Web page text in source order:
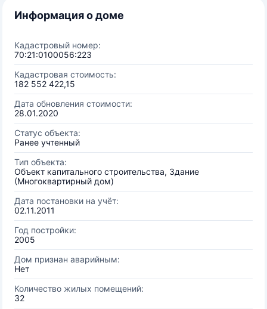
Информация о доме
Кадастровый номер:
70:21:0100056:223
Кадастровая стоимость:
182 552 422,15
Дата обновления стоимости:
28.01.2020
Статус объекта:
Ранее учтенный
Тип объекта:
Объект капитального строительства, Здание
(Многоквартирный дом)
Дата постановки на учёт:
02.11.2011
Год постройки:
2005
Дом признан аварийным:
Нет
Количество жилых помещений:
32